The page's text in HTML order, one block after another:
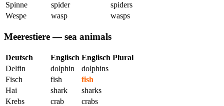
Spinne ️️
spider
spiders
Wespe
wasp wasps
Meerestiere — sea animals
Deutsch Englisch Englisch Plural
Delfin
dolphin
dolphins
Fisch
fish
fish
Hai
shark
sharks
Krebs
crab
crabs